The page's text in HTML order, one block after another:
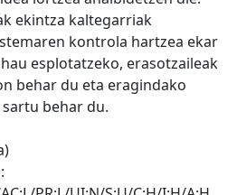
ekintza kaltegarriak
kontrola hartzea ekar
esplotatzeko, erasotzaileak
behar du eta eragindako
behar du.